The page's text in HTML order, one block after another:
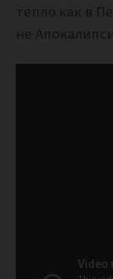
тепло как в
не